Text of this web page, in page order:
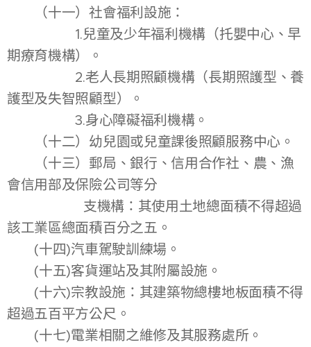
（十一）社會福利設施：
1.兒童及少年福利機構（托嬰中心、早
期療育機構）。
2.老人長期照顧機構（長期照護型、養
護型及失智照顧型）。
3.身心障礙福利機構。
（十二）幼兒園或兒童課後照顧服務中心。
（十三）郵局、銀行、信用合作社、農、漁
會信用部及保險公司等分
支機構：其使用土地總面積不得超過
該工業區總面積百分之五。
(十四)汽車駕駛訓練場。
(十五)客貨運站及其附屬設施。
(十六)宗教設施：其建築物總樓地板面積不得
超過五百平方公尺。
(十七)電業相關之維修及其服務處所。